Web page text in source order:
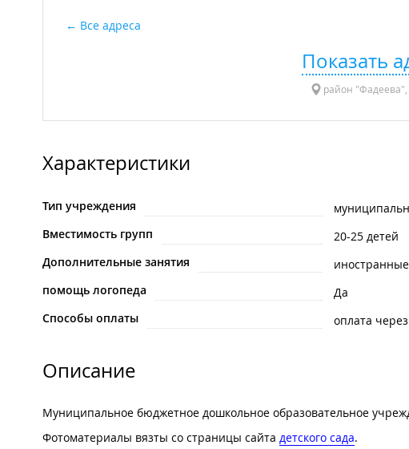
Все адреса
Показать
район "Фадеева",
Характеристики
Тип учреждения
Вместимость групп
20-25 детей
Дополнительные занятия
помощь логопеда
Да
Способы оплаты
оплата
Описание
Муниципальное бюджетное дошкольное образовательное
Фотоматериалы вязты со страницы сайта детского сада.